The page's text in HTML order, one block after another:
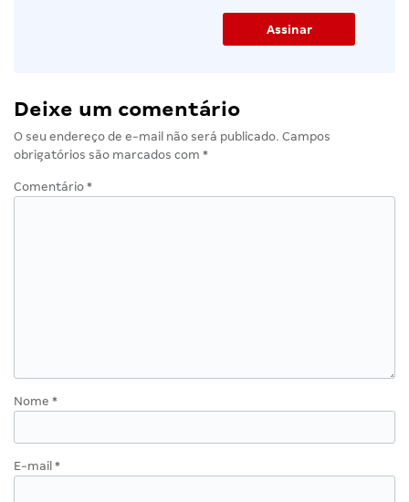
Deixe um comentário
O seu endereço de e-mail não será publicado. Campos
obrigatórios são marcados com *
Comentário *
Nome *
E-mail *